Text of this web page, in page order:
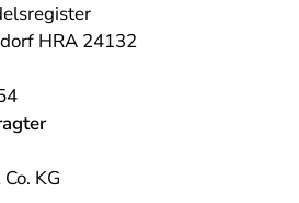
HRA 24132
KG